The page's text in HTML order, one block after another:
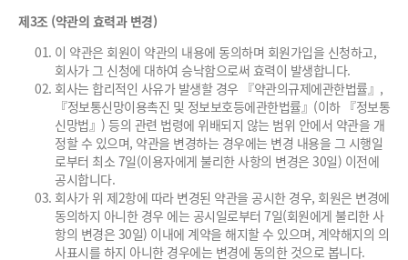
제3조 (약관의 효력과 변경)
이 약관은 회원이 약관의 내용에 동의하며 회원가입을 신청하고,
회사가 그 신청에 대하여 승낙함으로써 효력이 발생합니다.
회사는 합리적인 사유가 발생할 경우 『약관의규제에관한법률』,
『정보통신망이용촉진 및 정보보호등에관한법률』(이하 『정보통
신망법』) 등의 관련 법령에 위배되지 않는 범위 안에서 약관을 개
정할 수 있으며, 약관을 변경하는 경우에는 변경 내용을 그 시행일
로부터 최소 7일(이용자에게 불리한 사항의 변경은 30일) 이전에
공시합니다.
회사가 위 제2항에 따라 변경된 약관을 공시한 경우, 회원은 변경에
동의하지 아니한 경우 에는 공시일로부터 7일(회원에게 불리한 사
항의 변경은 30일) 이내에 계약을 해지할 수 있으며, 계약해지의 의
사표시를 하지 아니한 경우에는 변경에 동의한 것으로 봅니다.